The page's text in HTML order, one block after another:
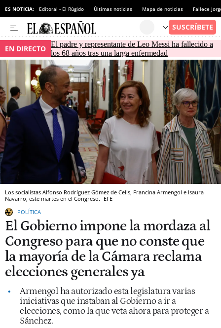
ES NOTICIA: Editoral - El Rúgido Últimas noticias Mapa de noticias Fallece
EN DIRECTO El padre y representante de Leo Messi ha fallecido a
los 68 años tras una larga enfermedad
Los socialistas Alfonso Rodríguez Gómez de Celis, Francina Armengol e Isaura
Navarro, este martes en el Congreso. EFE
POLÍTICA
El Gobierno impone la mordaza al
Congreso para que no conste que
la mayoría de la Cámara reclama
elecciones generales ya
Armengol ha autorizado esta legislatura varias
iniciativas que instaban al Gobierno a ir a
elecciones, como la que veta ahora para proteger a
Sánchez.